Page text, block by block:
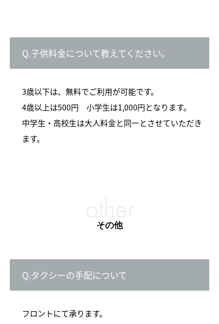
Q.子供料金について教えてください。
3歳以下は、無料でご利用が可能です。
4歳以上は500円 小学生は1,000円となります。
中学生・高校生は大人料金と同一とさせていただき
ます。
other
その他
Q.タクシーの手配について
フロントにて承ります。